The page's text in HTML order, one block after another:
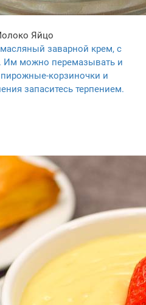
Яйцо
заварной крем, с
Им можно перемазывать и
корзиночки и
запаситесь терпением.